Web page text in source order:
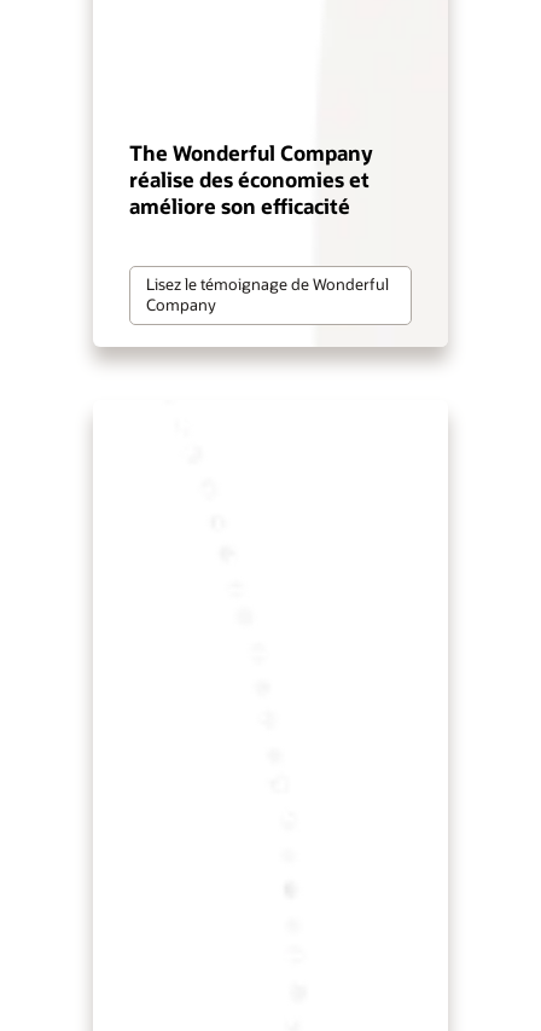
The Wonderful Company
réalise des économies et
améliore son efficacité
Lisez le témoignage de Wonderful
Company